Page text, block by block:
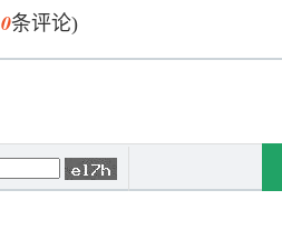
0条评论)